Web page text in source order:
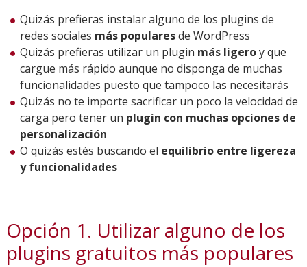
Quizás prefieras instalar alguno de los plugins de
redes sociales más popularesde WordPress
Quizás prefieras utilizar un plugin más ligeroy que
cargue más rápido aunque no disponga de muchas
funcionalidades puesto que tampoco las necesitarás
Quizás no te importe sacrificar un poco la velocidad de
carga pero tener un plugin con muchas opciones de
personalización
O quizás estés buscando el equilibrio entre ligereza
y funcionalidades
Opción 1. Utilizar alguno de los
plugins gratuitos más populares